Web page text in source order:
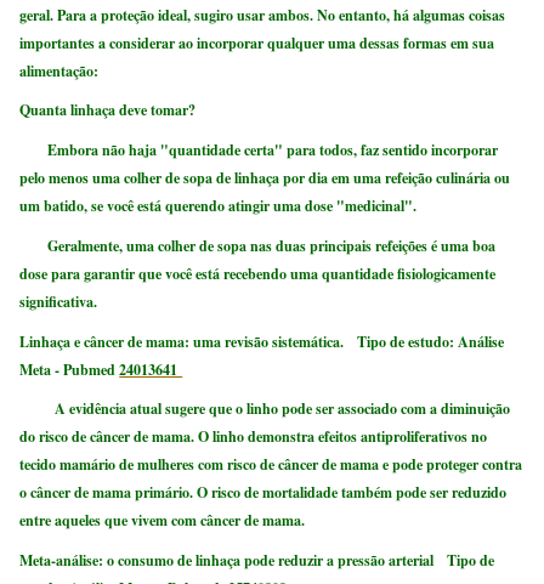
geral. Para a proteção ideal, sugiro usar ambos. No entanto, há algumas coisas
importantes a considerar ao incorporar qualquer uma dessas formas em sua
alimentação:
Quanta linhaça deve tomar?
Embora não haja "quantidade certa" para todos, faz sentido incorporar
pelo menos uma colher de sopa de linhaça por dia em uma refeição culinária ou
um batido, se você está querendo atingir uma dose "medicinal".
Geralmente, uma colher de sopa nas duas principais refeições é uma boa
dose para garantir que você está recebendo uma quantidade fisiologicamente
significativa.
Linhaça e câncer de mama: uma revisão sistemática.
Tipo de estudo: Análise
Meta- Pubmed24013641
A evidência atual sugere que o linho pode ser associado com a diminuição
do risco de câncer de mama. O linho demonstra efeitos antiproliferativos no
tecido mamário de mulheres com risco de câncer de mama e pode proteger contra
o câncer de mama primário. O risco de mortalidade também pode ser reduzido
entre aqueles que vivem com câncer de mama.
Meta-análise: o consumo de linhaça pode reduzir a pressão arterialTipo de